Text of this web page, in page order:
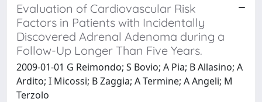
Evaluation of Cardiovascular Risk
Factors in Patients with Incidentally
Discovered Adrenal Adenoma during a
Follow-Up Longer Than Five Years.
2009-01-01 G Reimondo; S Bovio; A Pia; B Allasino; A
Ardito; I Micossi; B Zaggia; A Termine; A Angeli; M
Terzolo